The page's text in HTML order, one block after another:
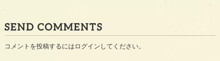
SEND COMMENTS
コメントを投稿するには ログイン してください。